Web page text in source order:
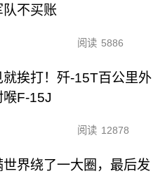
队不买账
阅读 5886
就挨打！歼-15T百公里外
喉F-15J
阅读 12878
世界绕了一大圈，最后发